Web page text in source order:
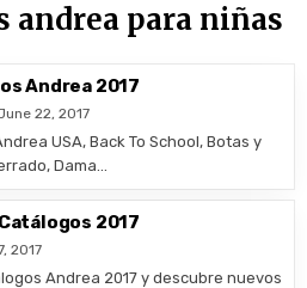
andrea para niñas
Andrea 2017
22, 2017
USA, Back To School, Botas y
Dama…
2017
2017
Andrea 2017 y descubre nuevos